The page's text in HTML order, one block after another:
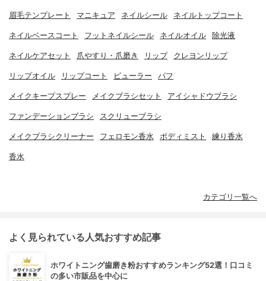
眉毛テンプレート マニキュア ネイルシール ネイルトップコート
ネイルベースコート フットネイルシール ネイルオイル 除光液
ネイルケアセット 爪やすり・爪磨き リップ クレヨンリップ
リップオイル リップコート ビューラー パフ
メイクキープスプレー メイクブラシセット アイシャドウブラシ
ファンデーションブラシ スクリューブラシ
メイクブラシクリーナー フェロモン香水 ボディミスト 練り香水
香水
カテゴリ一覧へ
よく見られている人気おすすめ記事
ホワイトニング歯磨き粉おすすめランキング52選！口コミ
の多い市販品を中心に